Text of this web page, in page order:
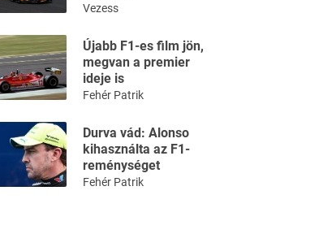
Vezess
Újabb F1-es film jön,
megvan a premier
ideje is
Fehér Patrik
Durva vád: Alonso
kihasználta az F1-
reménységet
Fehér Patrik